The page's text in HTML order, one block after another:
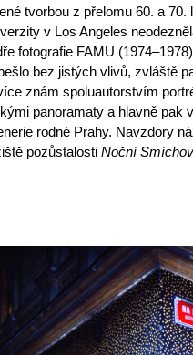
tvorbou z přelomu 60. a
v Los Angeles
fotografie FAMU
bez jistých vlivů, zvláště
znám spoluautorstvím
panoramaty a hlavně
rodné Prahy. Navzdory
pozůstalosti Noční Smíchov